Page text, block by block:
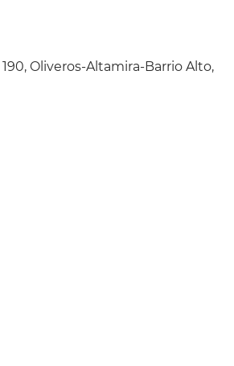
Oliveros-Altamira-Barrio Alto,